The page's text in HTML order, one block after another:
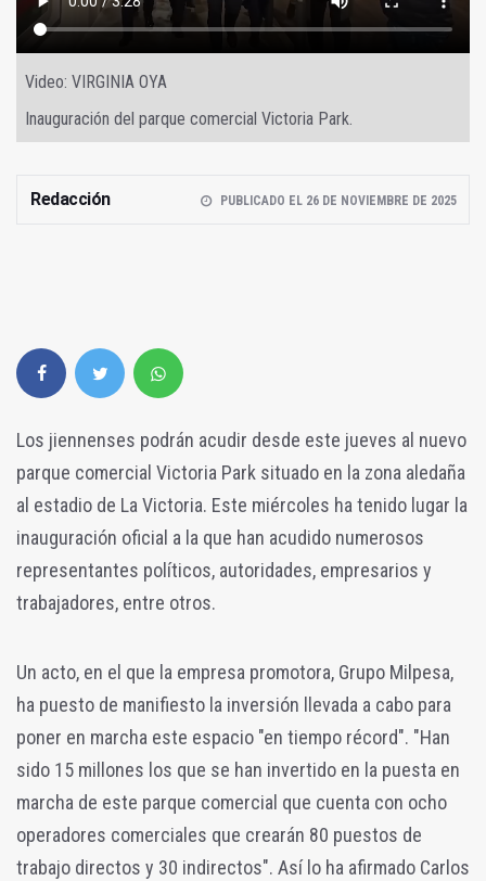
Video: VIRGINIA OYA
Inauguración del parque comercial Victoria Park.
Redacción PUBLICADO EL 26 DE NOVIEMBRE DE 2025
Los jiennenses podrán acudir desde este jueves al nuevo
parque comercial Victoria Park situado en la zona aledaña
al estadio de La Victoria. Este miércoles ha tenido lugar la
inauguración oficial a la que han acudido numerosos
representantes políticos, autoridades, empresarios y
trabajadores, entre otros.
Un acto, en el que la empresa promotora, Grupo Milpesa,
ha puesto de manifiesto la inversión llevada a cabo para
poner en marcha este espacio "en tiempo récord". "Han
sido 15 millones los que se han invertido en la puesta en
marcha de este parque comercial que cuenta con ocho
operadores comerciales que crearán 80 puestos de
trabajo directos y 30 indirectos". Así lo ha afirmado Carlos